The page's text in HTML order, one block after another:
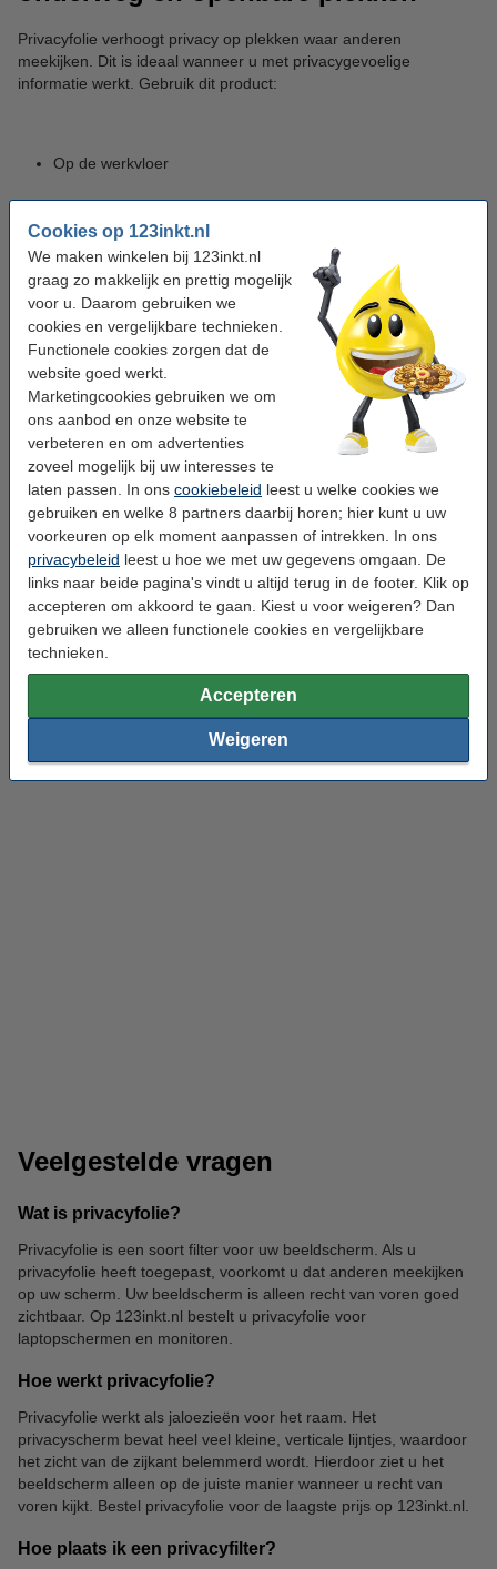
Cookies op 123inkt.nl
We maken winkelen bij 123inkt.nl
graag zo makkelijk en prettig mogelijk
voor u. Daarom gebruiken we
cookies en vergelijkbare technieken.
Functionele cookies zorgen dat de
website goed werkt.
Marketingcookies gebruiken we om
ons aanbod en onze website te
verbeteren en om advertenties
zoveel mogelijk bij uw interesses te
laten passen. In ons cookiebeleid leest u welke cookies we
gebruiken en welke 8 partners daarbij horen; hier kunt u uw
voorkeuren op elk moment aanpassen of intrekken. In ons
privacybeleid leest u hoe we met uw gegevens omgaan. De
links naar beide pagina's vindt u altijd terug in de footer. Klik op
accepteren om akkoord te gaan. Kiest u voor weigeren? Dan
gebruiken we alleen functionele cookies en vergelijkbare
technieken.
Accepteren
Weigeren
Privacyfolie verhoogt privacy op plekken waar anderen
meekijken. Dit is ideaal wanneer u met privacygevoelige
informatie werkt. Gebruik dit product:
Op de werkvloer
In vergaderruimtes
Op flexplekken
In openbare ruimtes
In het openbaar vervoer
U voorkomt dat gasten, collega’s of voorbijgangers meekijken. Zo
verkleint u de kans op datalekken en ongewenst zicht op
vertrouwelijke bestanden.
Bestel direct mee
Laptopsloten USB-hubs
Veelgestelde vragen
Wat is privacyfolie?
Privacyfolie is een soort filter voor uw beeldscherm. Als u
privacyfolie heeft toegepast, voorkomt u dat anderen meekijken
op uw scherm. Uw beeldscherm is alleen recht van voren goed
zichtbaar. Op 123inkt.nl bestelt u privacyfolie voor
laptopschermen en monitoren.
Hoe werkt privacyfolie?
Privacyfolie werkt als jaloezieën voor het raam. Het
privacyscherm bevat heel veel kleine, verticale lijntjes, waardoor
het zicht van de zijkant belemmerd wordt. Hierdoor ziet u het
beeldscherm alleen op de juiste manier wanneer u recht van
voren kijkt. Bestel privacyfolie voor de laagste prijs op 123inkt.nl.
Hoe plaats ik een privacyfilter?